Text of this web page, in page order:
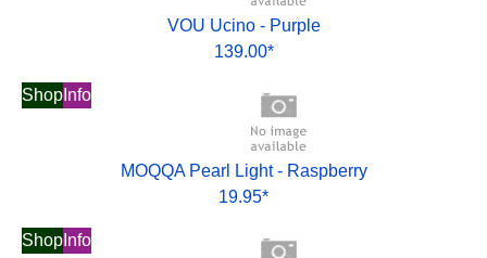
VOU Ucino - Purple
139.00*
Shop Info
MOQQA Pearl Light - Raspberry
19.95*
Shop Info